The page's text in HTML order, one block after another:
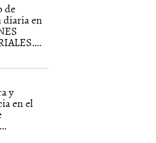
de
diaria en
y
en el